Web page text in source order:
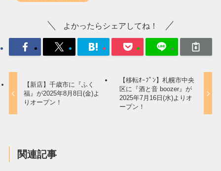
よかったらシェアしてね！
【新店】千歳市に『ふく
福』が2025年8月8日(金)よ
りオープン！
【移転ｵｰﾌﾟﾝ】札幌市中央
区に『酒と音 boozer』が
2025年7月16日(水)よりオ
ープン！
関連記事